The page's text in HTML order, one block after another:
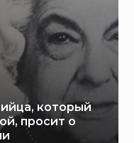
который
просит о